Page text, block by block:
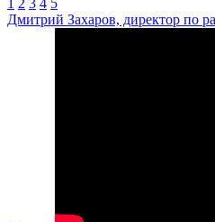
1 2 3 4 5
Дмитрий Захаров, директор по